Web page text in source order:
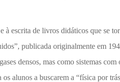
escrita de livros didáticos que se
publicada originalmente em
densos, mas como sistemas
alunos a buscarem a “física por